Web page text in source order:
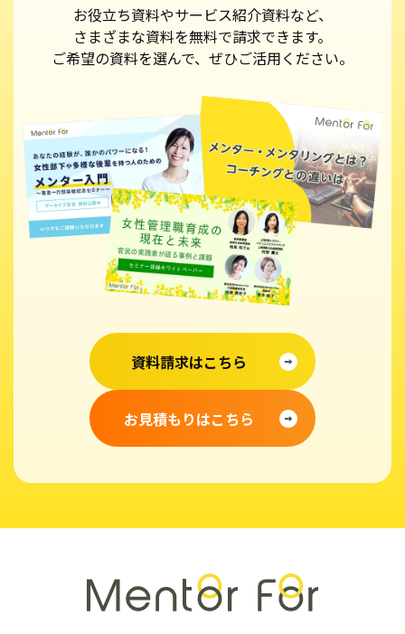
お役立ち資料やサービス紹介資料など、
さまざまな資料を無料で請求できます。
ご希望の資料を選んで、ぜひご活用ください。
資料請求はこちら
お見積もりはこちら